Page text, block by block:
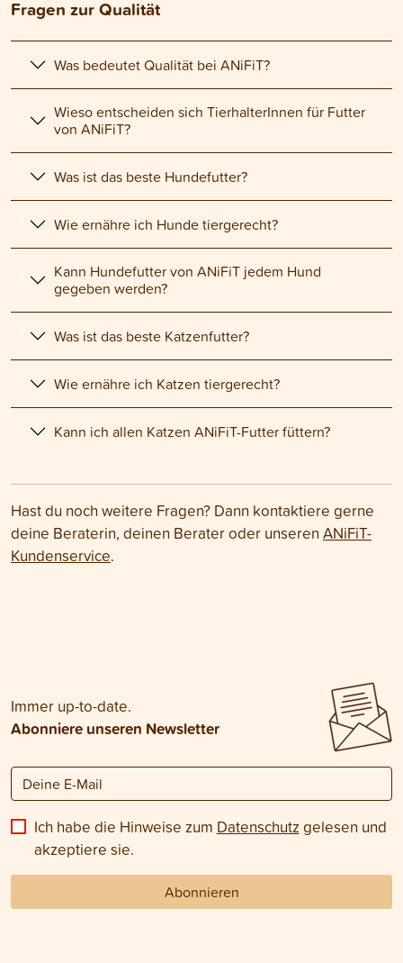
Fragen zur Qualität
Was bedeutet Qualität bei ANiFiT?
Wieso entscheiden sich TierhalterInnen für Futter
von ANiFiT?
Was ist das beste Hundefutter?
Wie ernähre ich Hunde tiergerecht?
Kann Hundefutter von ANiFiT jedem Hund
gegeben werden?
Was ist das beste Katzenfutter?
Wie ernähre ich Katzen tiergerecht?
Kann ich allen Katzen ANiFiT-Futter füttern?
Hast du noch weitere Fragen? Dann kontaktiere gerne
deine Beraterin, deinen Berater oder unseren ANiFiT-
Kundenservice.
Immer up-to-date.
Abonniere unseren Newsletter
Ich habe die Hinweise zum Datenschutz gelesen und
akzeptiere sie.
Abonnieren